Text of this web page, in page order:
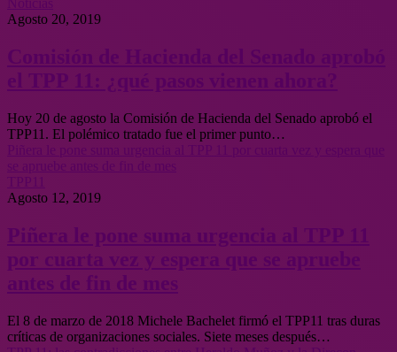
Agosto 20, 2019
Hoy 20 de agosto la Comisión de Hacienda del Senado aprobó el
TPP11. El polémico tratado fue el primer punto…
Agosto 12, 2019
El 8 de marzo de 2018 Michele Bachelet firmó el TPP11 tras duras
críticas de organizaciones sociales. Siete meses después…